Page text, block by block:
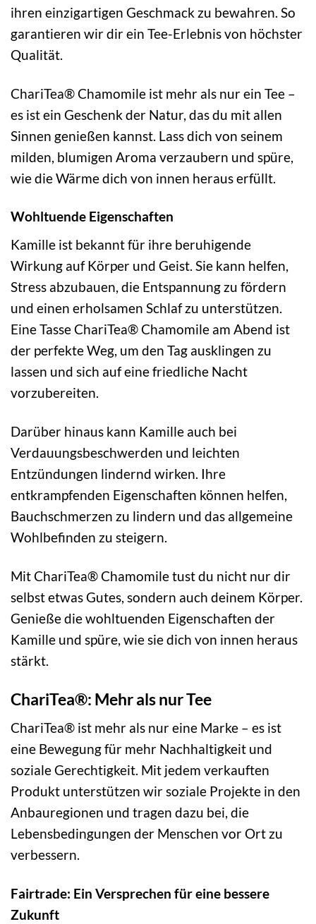
ihren einzigartigen Geschmack zu bewahren. So
garantieren wir dir ein Tee-Erlebnis von höchster
Qualität.
ChariTea® Chamomile ist mehr als nur ein Tee –
es ist ein Geschenk der Natur, das du mit allen
Sinnen genießen kannst. Lass dich von seinem
milden, blumigen Aroma verzaubern und spüre,
wie die Wärme dich von innen heraus erfüllt.
Wohltuende Eigenschaften
Kamille ist bekannt für ihre beruhigende
Wirkung auf Körper und Geist. Sie kann helfen,
Stress abzubauen, die Entspannung zu fördern
und einen erholsamen Schlaf zu unterstützen.
Eine Tasse ChariTea® Chamomile am Abend ist
der perfekte Weg, um den Tag ausklingen zu
lassen und sich auf eine friedliche Nacht
vorzubereiten.
Darüber hinaus kann Kamille auch bei
Verdauungsbeschwerden und leichten
Entzündungen lindernd wirken. Ihre
entkrampfenden Eigenschaften können helfen,
Bauchschmerzen zu lindern und das allgemeine
Wohlbefinden zu steigern.
Mit ChariTea® Chamomile tust du nicht nur dir
selbst etwas Gutes, sondern auch deinem Körper.
Genieße die wohltuenden Eigenschaften der
Kamille und spüre, wie sie dich von innen heraus
stärkt.
ChariTea®: Mehr als nur Tee
ChariTea® ist mehr als nur eine Marke – es ist
eine Bewegung für mehr Nachhaltigkeit und
soziale Gerechtigkeit. Mit jedem verkauften
Produkt unterstützen wir soziale Projekte in den
Anbauregionen und tragen dazu bei, die
Lebensbedingungen der Menschen vor Ort zu
verbessern.
Fairtrade: Ein Versprechen für eine bessere
Zukunft